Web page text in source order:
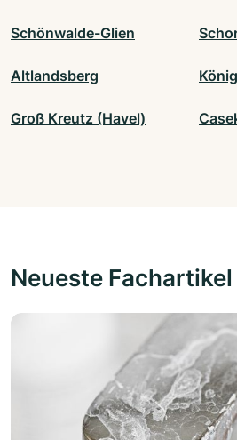
Schönwalde-Glien
Altlandsberg
Groß Kreutz (Havel)
Neueste Fachartikel